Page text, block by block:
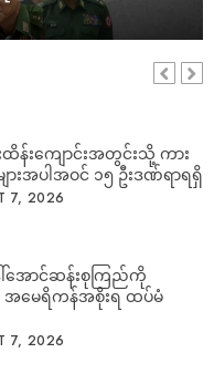
းကျောင်းအတွင်းသို့ ကား
းအပါအဝင် ၁၅ ဦးဒဏ်ရာရရှိ
အောင်ဆန်းစုကြည်ကို
အမေရိကန်အစိုးရ ထပ်မံ
7, 2026
ေနတ်ပစ်ခတ်မှု ပြုလုပ်ခဲ့သည့်
သားက နေအိမ်ရှိအဖိုးနှင့်
ဆို
7, 2026